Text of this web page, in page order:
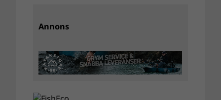
Annons